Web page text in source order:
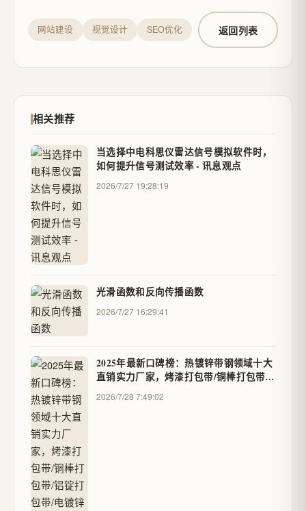
网站建设 视觉设计 SEO优化 返回列表
相关推荐
当选择中电科思仪雷达信号模拟软件时，
如何提升信号测试效率 - 讯息观点
2026/7/27 19:28:19
光滑函数和反向传播函数
2026/7/27 16:29:41
2025年最新口碑榜：热镀锌带钢领域十大
直销实力厂家，烤漆打包带/铜棒打包带/
铝锭打包带/电镀锌打包带/打包铁条热镀
锌带钢销售厂家哪家好 - 品牌推荐师
2026/7/28 7:49:02